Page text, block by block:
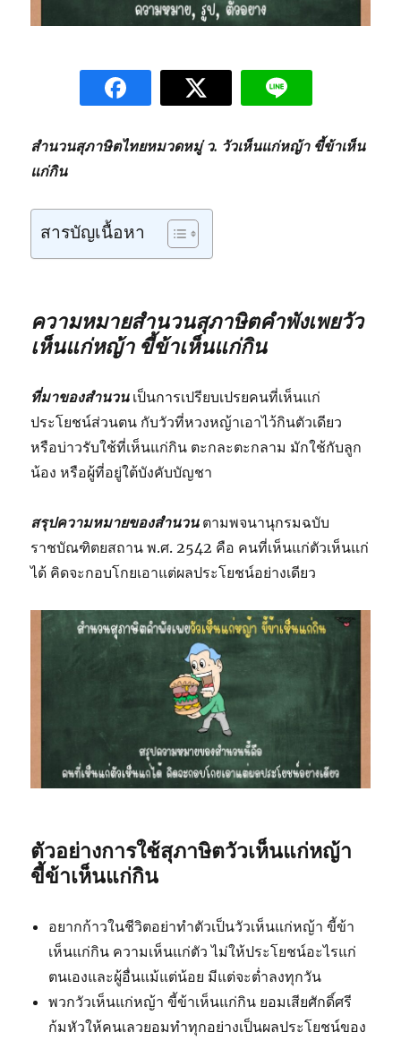
สำนวนสุภาษิตไทยหมวดหมู่ ว. วัวเห็นแก่หญ้า ขี้ข้าเห็น
แก่กิน
สารบัญเนื้อหา
ความหมายสำนวนสุภาษิตคำพังเพยวัว
เห็นแก่หญ้า ขี้ข้าเห็นแก่กิน
ที่มาของสำนวนเป็นการเปรียบเปรยคนที่เห็นแก่
ประโยชน์ส่วนตน กับวัวที่หวงหญ้าเอาไว้กินตัวเดียว
หรือบ่าวรับใช้ที่เห็นแก่กิน ตะกละตะกลาม มักใช้กับลูก
น้อง หรือผู้ที่อยู่ใต้บังคับบัญชา
สรุปความหมายของสำนวนตามพจนานุกรมฉบับ
ราชบัณฑิตยสถาน พ.ศ. 2542 คือ คนที่เห็นแก่ตัวเห็นแก่
ได้ คิดจะกอบโกยเอาแต่ผลประโยชน์อย่างเดียว
ตัวอย่างการใช้สุภาษิตวัวเห็นแก่หญ้า
ขี้ข้าเห็นแก่กิน
อยากก้าวในชีวิตอย่าทำตัวเป็นวัวเห็นแก่หญ้า ขี้ข้า
เห็นแก่กิน ความเห็นแก่ตัว ไม่ให้ประโยชน์อะไรแก่
ตนเองและผู้อื่นแม้แต่น้อย มีแต่จะต่ำลงทุกวัน
พวกวัวเห็นแก่หญ้า ขี้ข้าเห็นแก่กิน ยอมเสียศักดิ์ศรี
ก้มหัวให้คนเลวยอมทำทุกอย่างเป็นผลประโยชน์ของ